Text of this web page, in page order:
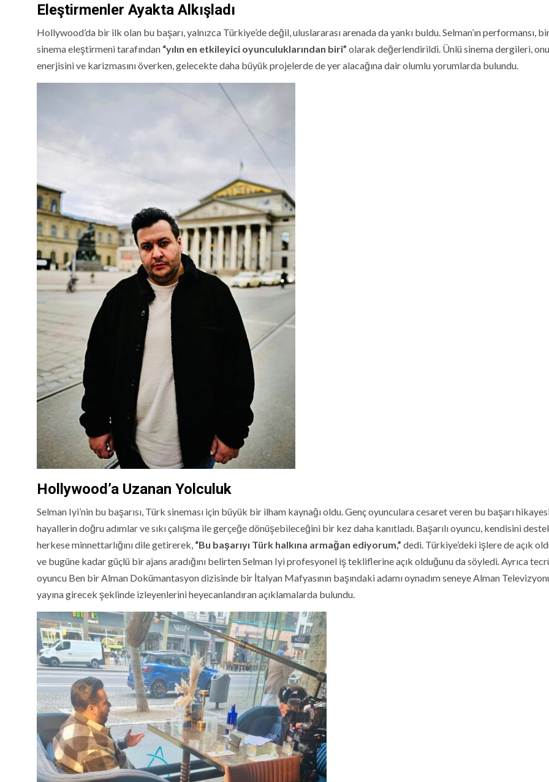
Eleştirmenler Ayakta Alkışladı
Hollywood’da bir ilk olan bu başarı, yalnızca Türkiye’de değil, uluslararası arenada da yankı buldu. Selman’ın performansı,
sinema eleştirmeni tarafından “yılın en etkileyici oyunculuklarından biri” olarak değerlendirildi. Ünlü sinema dergileri,
enerjisini ve karizmasını överken, gelecekte daha büyük projelerde de yer alacağına dair olumlu yorumlarda bulundu.
Hollywood’a Uzanan Yolculuk
Selman Iyi’nin bu başarısı, Türk sineması için büyük bir ilham kaynağı oldu. Genç oyunculara cesaret veren bu başarı
hayallerin doğru adımlar ve sıkı çalışma ile gerçeğe dönüşebileceğini bir kez daha kanıtladı. Başarılı oyuncu, kendisini
herkese minnettarlığını dile getirerek, “Bu başarıyı Türk halkına armağan ediyorum,” dedi. Türkiye’deki işlere de açık
ve bugüne kadar güçlü bir ajans aradığını belirten Selman Iyi profesyonel iş tekliflerine açık olduğunu da söyledi. Ayrıca
oyuncu Ben bir Alman Dokümantasyon dizisinde bir İtalyan Mafyasının başındaki adamı oynadım seneye Alman
yayına girecek şeklinde izleyenlerini heyecanlandıran açıklamalarda bulundu.